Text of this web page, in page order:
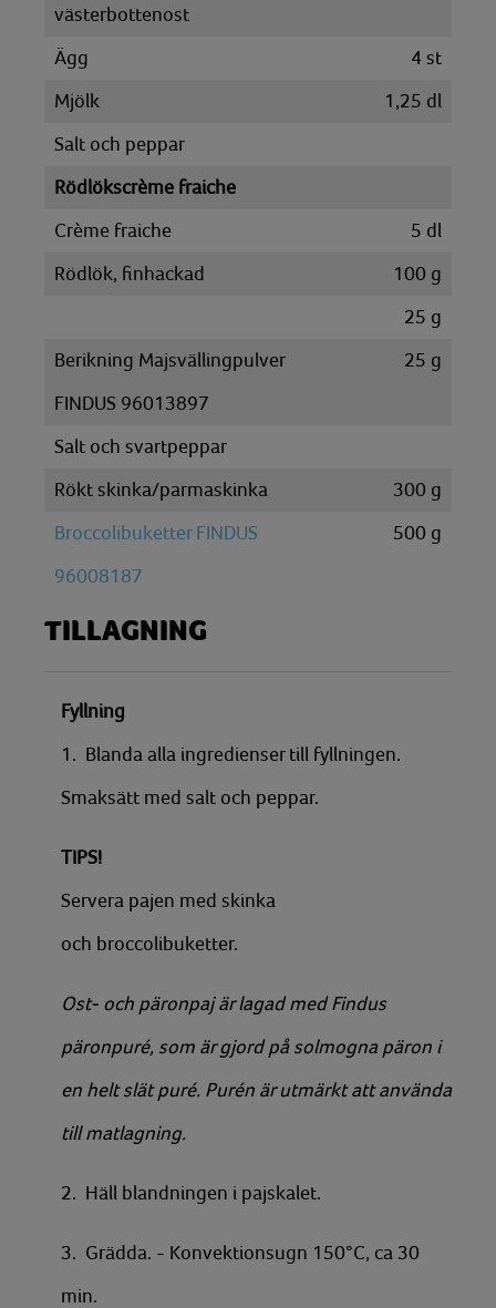
västerbottenost
Ägg 4 st
Mjölk
1,25 dl
Salt och peppar
Rödlökscrème fraiche
Crème fraiche
5 dl
Rödlök, finhackad
100 g
25 g
Berikning Majsvällingpulver
FINDUS 96013897
25 g
Salt och svartpeppar
Rökt skinka/parmaskinka
300 g
Broccolibuketter FINDUS
96008187
500 g
TILLAGNING
Fyllning
1. Blanda alla ingredienser till fyllningen.
Smaksätt med salt och peppar.
TIPS!
Servera pajen med skinka
och broccolibuketter.
Ost- och päronpaj är lagad med Findus
päronpuré, som är gjord på solmogna päron i
en helt slät puré. Purén är utmärkt att använda
till matlagning.
2. Häll blandningen i pajskalet.
3. Grädda. - Konvektionsugn 150°C, ca 30
min.